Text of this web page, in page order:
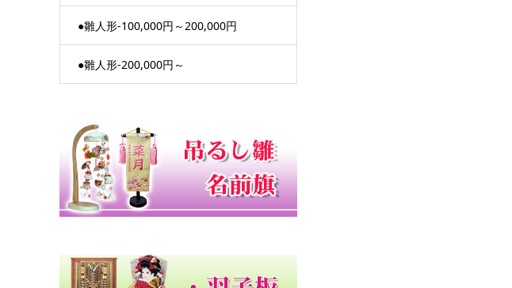
●雛人形-100,000円～200,000円
●雛人形-200,000円～